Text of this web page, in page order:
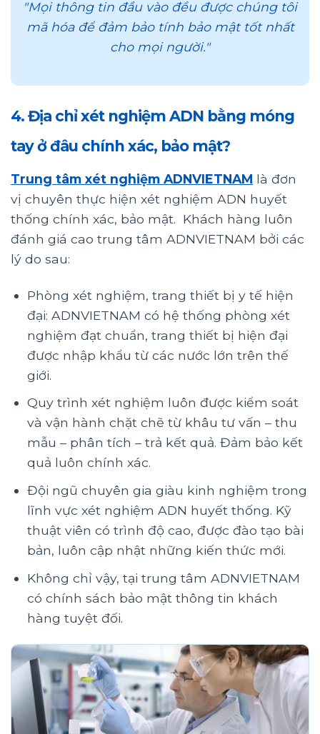
"Mọi thông tin đầu vào đều được chúng tôi
mã hóa để đảm bảo tính bảo mật tốt nhất
cho mọi người."
4. Địa chỉ xét nghiệm ADN bằng móng
tay ở đâu chính xác, bảo mật?
Trung tâm xét nghiệm ADNVIETNAM là đơn
vị chuyên thực hiện xét nghiệm ADN huyết
thống chính xác, bảo mật. Khách hàng luôn
đánh giá cao trung tâm ADNVIETNAM bởi các
lý do sau:
Phòng xét nghiệm, trang thiết bị y tế hiện
đại: ADNVIETNAM có hệ thống phòng xét
nghiệm đạt chuẩn, trang thiết bị hiện đại
được nhập khẩu từ các nước lớn trên thế
giới.
Quy trình xét nghiệm luôn được kiểm soát
và vận hành chặt chẽ từ khâu tư vấn – thu
mẫu – phân tích – trả kết quả. Đảm bảo kết
quả luôn chính xác.
Đội ngũ chuyên gia giàu kinh nghiệm trong
lĩnh vực xét nghiệm ADN huyết thống. Kỹ
thuật viên có trình độ cao, được đào tạo bài
bản, luôn cập nhật những kiến thức mới.
Không chỉ vậy, tại trung tâm ADNVIETNAM
có chính sách bảo mật thông tin khách
hàng tuyệt đối.